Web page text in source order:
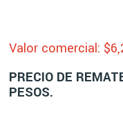
Valor comercial:
PRECIO DE
PESOS.